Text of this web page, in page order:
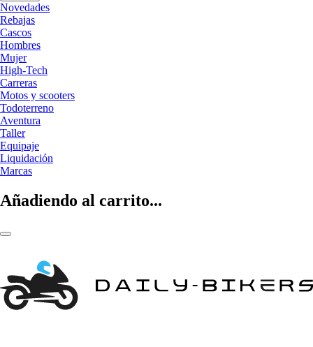
Novedades
Rebajas
Cascos
Hombres
Mujer
High-Tech
Carreras
Motos y scooters
Todoterreno
Aventura
Taller
Equipaje
Liquidación
Marcas
Añadiendo al carrito...